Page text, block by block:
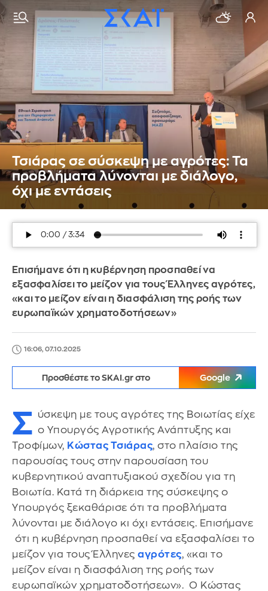
Τσιάρας σε σύσκεψη με αγρότες: Τα
προβλήματα λύνονται με διάλογο,
όχι με εντάσεις
Επισήμανε ότι η κυβέρνηση προσπαθεί να
εξασφαλίσει το μείζον για τους Έλληνες αγρότες,
«και το μείζον είναι η διασφάλιση της ροής των
ευρωπαϊκών χρηματοδοτήσεων»
16:06, 07.10.2025
Προσθέστε το SKAI.gr στο Google
Σ ύσκεψη με τους αγρότες της Βοιωτίας είχε
ο Υπουργός Αγροτικής Ανάπτυξης και
Τροφίμων, Κώστας Τσιάρας, στο πλαίσιο της
παρουσίας τους στην παρουσίαση του
κυβερνητικού αναπτυξιακού σχεδίου για τη
Βοιωτία. Κατά τη διάρκεια της σύσκεψης ο
Υπουργός ξεκαθάρισε ότι τα προβλήματα
λύνονται με διάλογο κι όχι εντάσεις. Επισήμανε
ότι η κυβέρνηση προσπαθεί να εξασφαλίσει το
μείζον για τους Έλληνες αγρότες, «και το
μείζον είναι η διασφάλιση της ροής των
ευρωπαϊκών χρηματοδοτήσεων». Ο Κώστας